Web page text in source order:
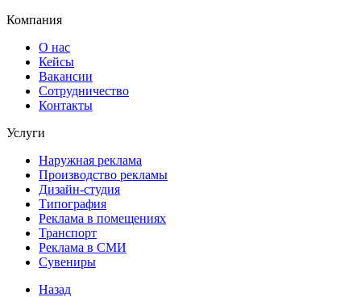
Компания
О нас
Кейсы
Вакансии
Сотрудничество
Контакты
Услуги
Наружная реклама
Производство рекламы
Дизайн-студия
Типография
Реклама в помещениях
Транспорт
Реклама в СМИ
Сувениры
Назад